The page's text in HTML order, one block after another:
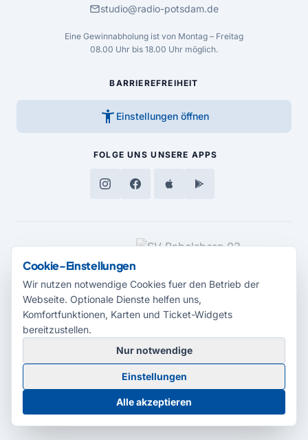
mailstudio@radio-potsdam.de
Eine Gewinnabholung ist von Montag – Freitag
08.00 Uhr bis 18.00 Uhr möglich.
BARRIEREFREIHEIT
accessibility_new Einstellungen öffnen
FOLGE UNS UNSERE APPS
MEDIENPARTNER
© 2026 Radio Potsdam. Webseite entwickelt durch dieMedienagentur
Babelsberg
BarrierefreiheitserklärungAGBDatenschutzImpressum
Cookie-Einstellungen
Cookie-Einstellungen
Wir nutzen notwendige Cookies fuer den Betrieb der
Webseite. Optionale Dienste helfen uns,
Komfortfunktionen, Karten und Ticket-Widgets
bereitzustellen.
Nur notwendige
Einstellungen
Alle akzeptieren